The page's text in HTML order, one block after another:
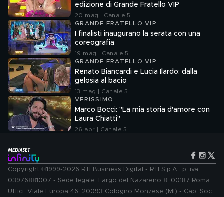
edizione di Grande Fratello VIP
20 mag | Canale 5
GRANDE FRATELLO VIP
I finalisti inaugurano la serata con una
coreografia
19 mag | Canale 5
GRANDE FRATELLO VIP
Renato Biancardi e Lucia Ilardo: dalla
gelosia al bacio
13 mag | Canale 5
VERISSIMO
Marco Bocci: "La mia storia d'amore con
Laura Chiatti"
26 apr | Canale 5
Copyright ©1999-2026 RTI Business Digital - RTI S.p.A.: p. iva
03976881007 - Sede legale: Largo del Nazareno 8, 00187 Roma.
Uffici: Viale Europa 46, 20093 Cologno Monzese (MI) - Cap. Soc.